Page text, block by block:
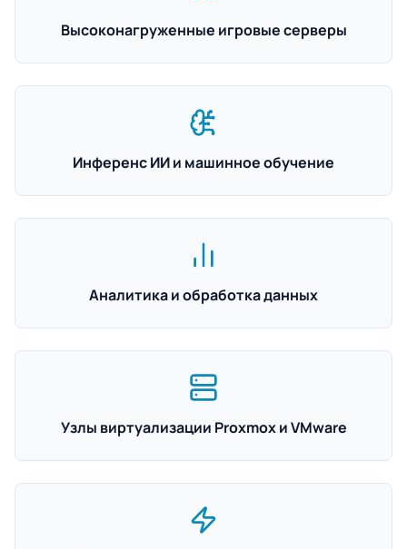
Высоконагруженные игровые серверы
Инференс ИИ и машинное обучение
Аналитика и обработка данных
Узлы виртуализации Proxmox и VMware